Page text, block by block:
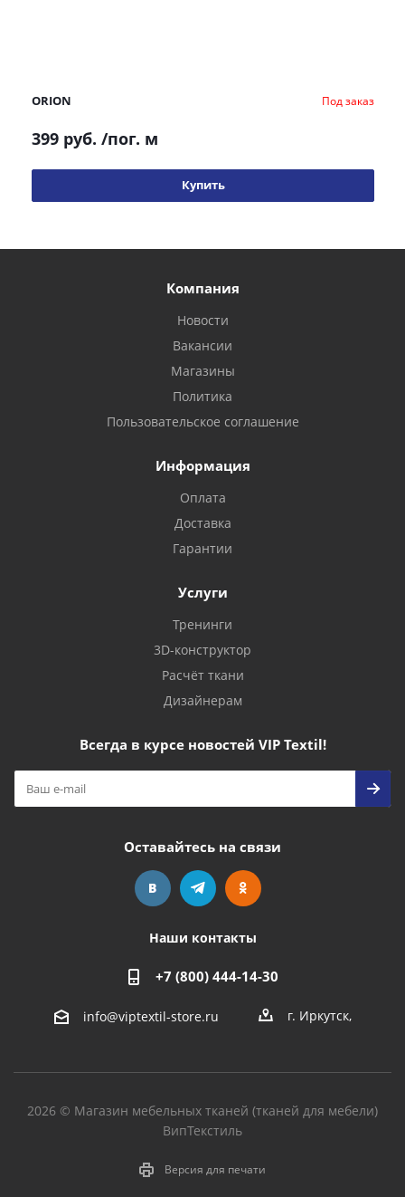
ORION Под заказ
399 руб. /пог. м
Купить
Компания
Новости
Вакансии
Магазины
Политика
Пользовательское соглашение
Информация
Оплата
Доставка
Гарантии
Услуги
Тренинги
3D-конструктор
Расчёт ткани
Дизайнерам
Всегда в курсе новостей VIP Textil!
Оставайтесь на связи
Наши контакты
+7 (800) 444-14-30
info@viptextil-store.ru г. Иркутск,
2026 © Магазин мебельных тканей (тканей для мебели)
ВипТекстиль
Версия для печати